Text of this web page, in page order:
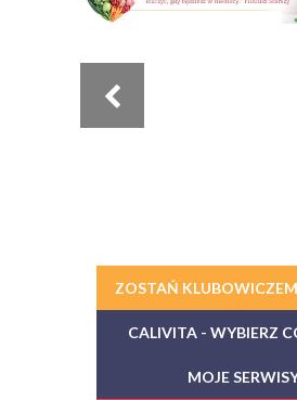
ZOSTAŃ
CALIVITA - WYBIERZ
MOJE